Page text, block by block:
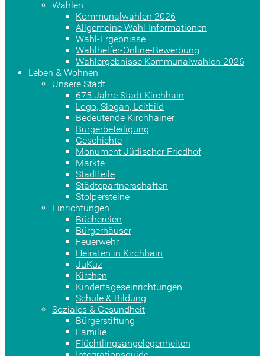
Wahlen
Kommunalwahlen 2026
Allgemeine Wahl-Informationen
Wahl-Ergebnisse
Wahlhelfer-Online-Bewerbung
Wahlergebnisse Kommunalwahlen 2026
Leben & Wohnen
Unsere Stadt
675 Jahre Stadt Kirchhain
Logo, Slogan, Leitbild
Bedeutende Kirchhainer
Bürgerbeteiligung
Geschichte
Monument Jüdischer Friedhof
Märkte
Stadtteile
Städtepartnerschaften
Stolpersteine
Einrichtungen
Büchereien
Bürgerhäuser
Feuerwehr
Heiraten in Kirchhain
JuKuz
Kirchen
Kindertageseinrichtungen
Schule & Bildung
Soziales & Gesundheit
Bürgerstiftung
Familie
Flüchtlingsangelegenheiten